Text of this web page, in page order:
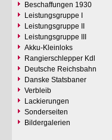
Beschaffungen 1930
Leistungsgruppe I
Leistungsgruppe II
Leistungsgruppe III
Akku-Kleinloks
Rangierschlepper Kdl
Deutsche Reichsbahn
Danske Statsbaner
Verbleib
Lackierungen
Sonderseiten
Bildergalerien